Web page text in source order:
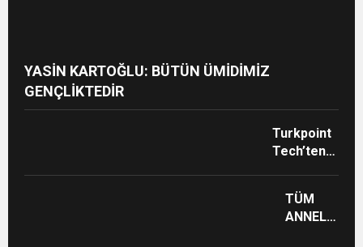
YASİN KARTOĞLU: BÜTÜN ÜMİDİMİZ
GENÇLİKTEDİR
Turkpoint
Tech’ten
Mesajı
TÜM